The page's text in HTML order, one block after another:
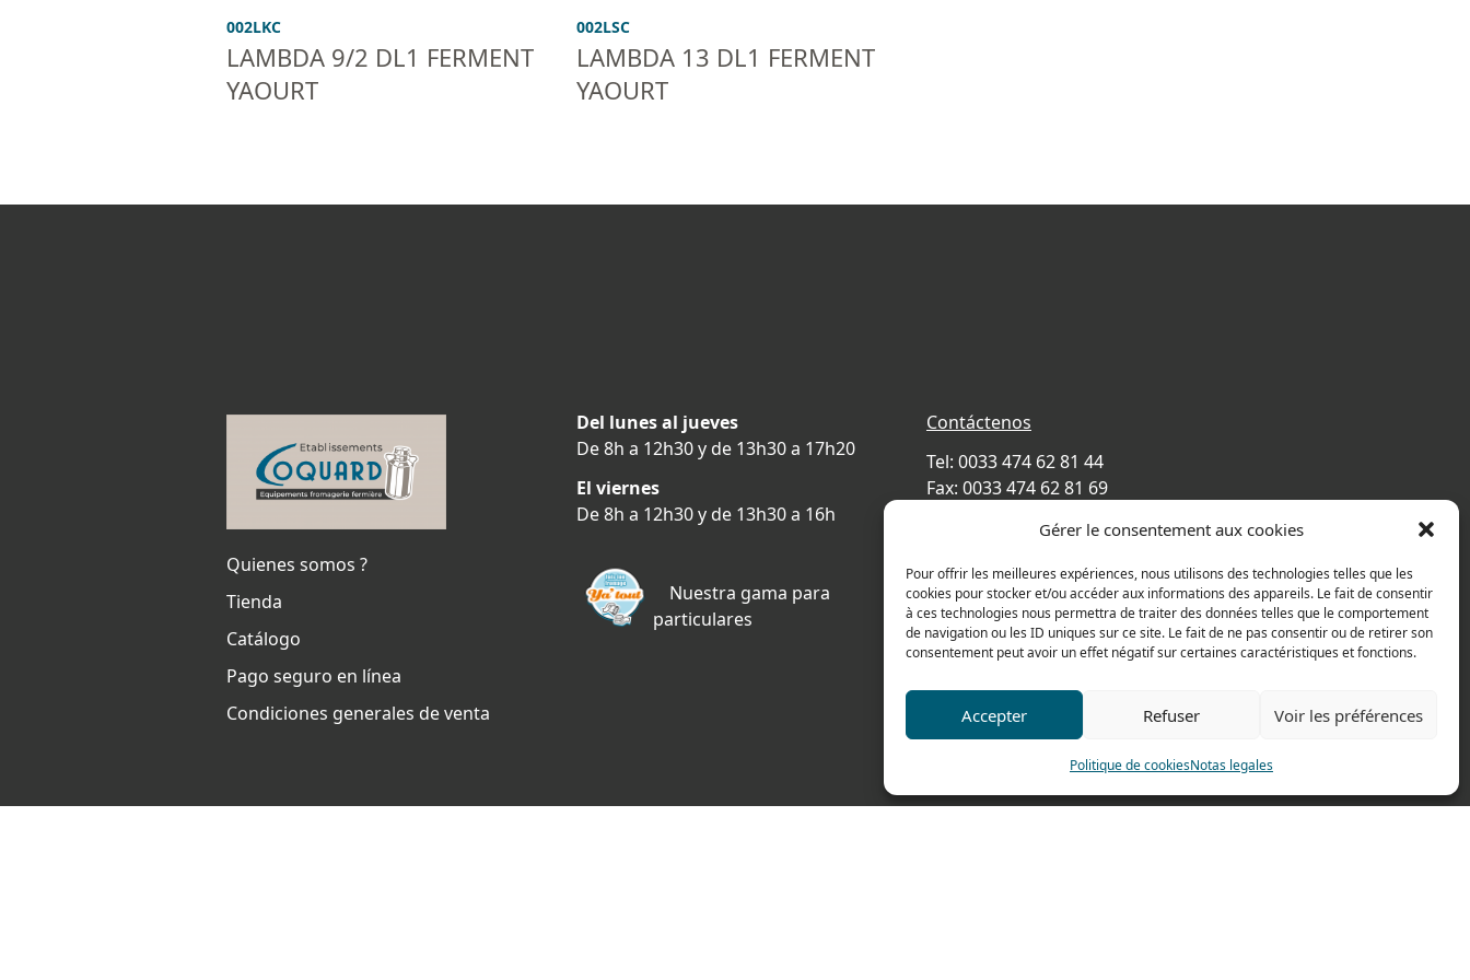
Gérer le consentement aux cookies
Pour offrir les meilleures expériences, nous utilisons des technologies telles que les
cookies pour stocker et/ou accéder aux informations des appareils. Le fait de consentir
à ces technologies nous permettra de traiter des données telles que le comportement
de navigation ou les ID uniques sur ce site. Le fait de ne pas consentir ou de retirer son
consentement peut avoir un effet négatif sur certaines caractéristiques et fonctions.
Accepter Refuser Voir les préférences
Politique de cookiesNotas legales
002LKC
LAMBDA 9/2 DL1 FERMENT
YAOURT
002LSC
LAMBDA 13 DL1 FERMENT
YAOURT
Quienes somos ?
Tienda
Catálogo
Pago seguro en línea
Condiciones generales de venta
Del lunes al jueves
De 8h a 12h30 y de 13h30 a 17h20
El viernes
De 8h a 12h30 y de 13h30 a 16h
Nuestra gama para
particulares
Contáctenos
Tel: 0033 474 62 81 44
Fax: 0033 474 62 81 69
478 rue Alexandre Richetta
FRANCE
Plano de accesso